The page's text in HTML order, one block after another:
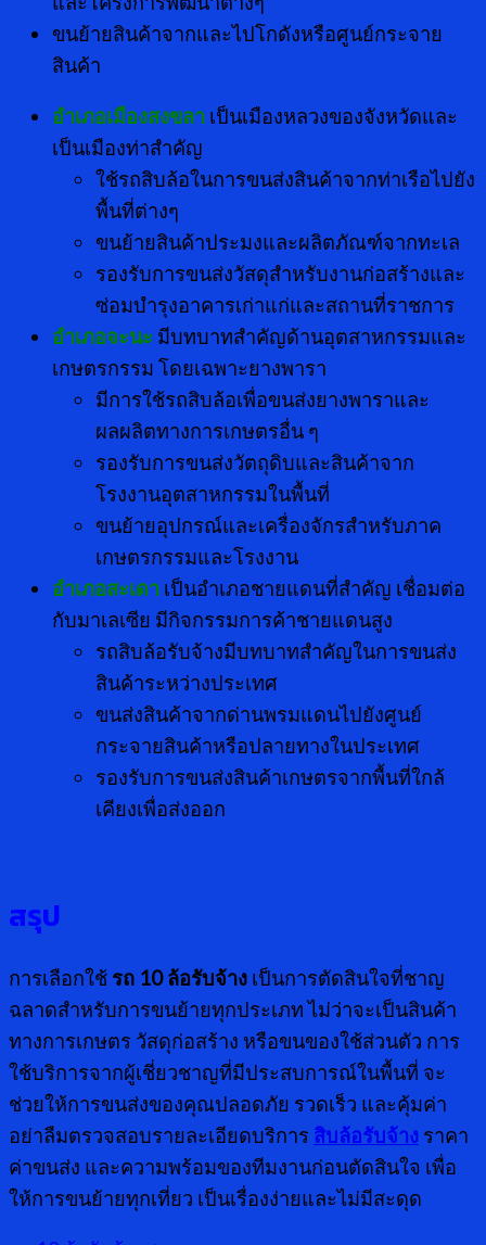
ขนย้ายสินค้าจากและไปโกดังหรือศูนย์กระจาย
สินค้า
อำเภอเมืองสงขลา เป็นเมืองหลวงของจังหวัดและ
เป็นเมืองท่าสำคัญ
ใช้รถสิบล้อในการขนส่งสินค้าจากท่าเรือไปยัง
พื้นที่ต่างๆ
ขนย้ายสินค้าประมงและผลิตภัณฑ์จากทะเล
รองรับการขนส่งวัสดุสำหรับงานก่อสร้างและ
ซ่อมบำรุงอาคารเก่าแก่และสถานที่ราชการ
อำเภอจะนะ มีบทบาทสำคัญด้านอุตสาหกรรมและ
เกษตรกรรม โดยเฉพาะยางพารา
มีการใช้รถสิบล้อเพื่อขนส่งยางพาราและ
ผลผลิตทางการเกษตรอื่น ๆ
รองรับการขนส่งวัตถุดิบและสินค้าจาก
โรงงานอุตสาหกรรมในพื้นที่
ขนย้ายอุปกรณ์และเครื่องจักรสำหรับภาค
เกษตรกรรมและโรงงาน
อำเภอสะเดา เป็นอำเภอชายแดนที่สำคัญ เชื่อมต่อ
กับมาเลเซีย มีกิจกรรมการค้าชายแดนสูง
รถสิบล้อรับจ้างมีบทบาทสำคัญในการขนส่ง
สินค้าระหว่างประเทศ
ขนส่งสินค้าจากด่านพรมแดนไปยังศูนย์
กระจายสินค้าหรือปลายทางในประเทศ
รองรับการขนส่งสินค้าเกษตรจากพื้นที่ใกล้
เคียงเพื่อส่งออก
สรุป
การเลือกใช้ รถ 10 ล้อรับจ้าง เป็นการตัดสินใจที่ชาญ
ฉลาดสำหรับการขนย้ายทุกประเภท ไม่ว่าจะเป็นสินค้า
ทางการเกษตร วัสดุก่อสร้าง หรือขนของใช้ส่วนตัว การ
ใช้บริการจากผู้เชี่ยวชาญที่มีประสบการณ์ในพื้นที่ จะ
ช่วยให้การขนส่งของคุณปลอดภัย รวดเร็ว และคุ้มค่า
อย่าลืมตรวจสอบรายละเอียดบริการ สิบล้อรับจ้าง ราคา
ค่าขนส่ง และความพร้อมของทีมงานก่อนตัดสินใจ เพื่อ
ให้การขนย้ายทุกเที่ยว เป็นเรื่องง่ายและไม่มีสะดุด